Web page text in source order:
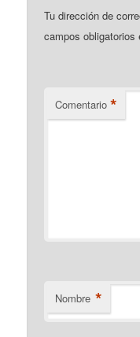
Tu dirección de
campos
Comentario *
Nombre *